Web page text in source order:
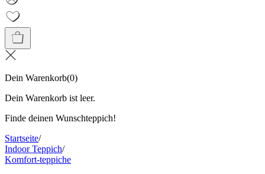
Dein Warenkorb(0)
Dein Warenkorb ist leer.
Finde deinen Wunschteppich!
Startseite/
Indoor Teppich/
Komfort-teppiche